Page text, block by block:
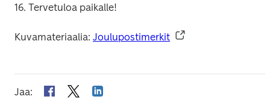
16. Tervetuloa paikalle!
Kuvamateriaalia: Joulupostimerkit
Jaa: